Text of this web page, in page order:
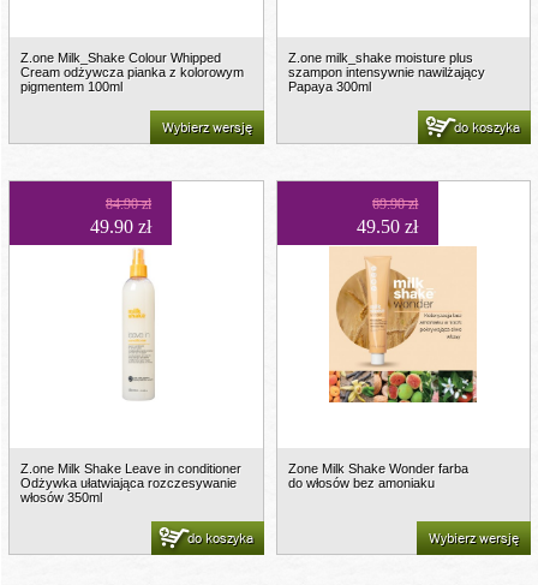
Z.one Milk_Shake Colour Whipped
Cream odżywcza pianka z kolorowym
pigmentem 100ml
Wybierz wersję
Z.one milk_shake moisture plus
szampon intensywnie nawilżający
Papaya 300ml
do koszyka
84.90 zł
49.90 zł
Z.one Milk Shake Leave in conditioner
Odżywka ułatwiająca rozczesywanie
włosów 350ml
do koszyka
69.90 zł
49.50 zł
Zone Milk Shake Wonder farba
do włosów bez amoniaku
Wybierz wersję